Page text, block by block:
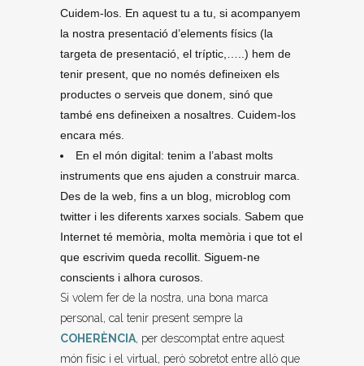
Cuidem-los. En aquest tu a tu, si acompanyem
la nostra presentació d’elements físics (la
targeta de presentació, el tríptic,…..) hem de
tenir present, que no només defineixen els
productes o serveis que donem, sinó que
també ens defineixen a nosaltres. Cuidem-los
encara més.
En el món digital: tenim a l’abast molts
instruments que ens ajuden a construir marca.
Des de la web, fins a un blog, microblog com
twitter i les diferents xarxes socials. Sabem que
Internet té memòria, molta memòria i que tot el
que escrivim queda recollit. Siguem-ne
conscients i alhora curosos.
Si volem fer de la nostra, una bona marca
personal, cal tenir present sempre la
COHERÈNCIA, per descomptat entre aquest
món físic i el virtual, però sobretot entre allò que